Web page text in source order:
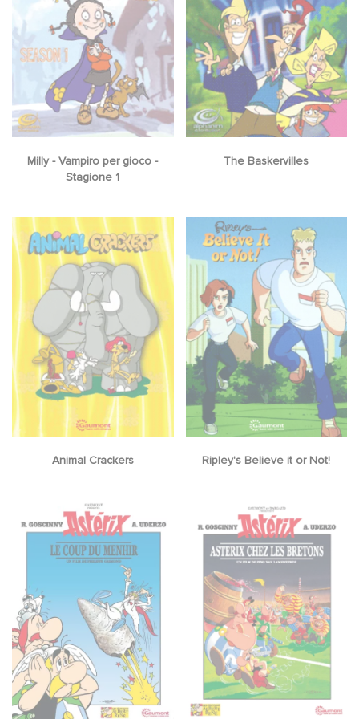
Milly - Vampiro per gioco -
Stagione 1
The Baskervilles
Animal Crackers Ripley's Believe it or Not!